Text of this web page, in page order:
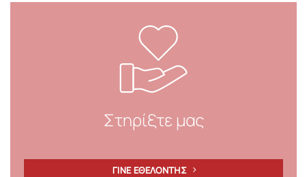
Στηρίξτε μας
ΓΙΝΕ ΕΘΕΛΟΝΤΗΣ